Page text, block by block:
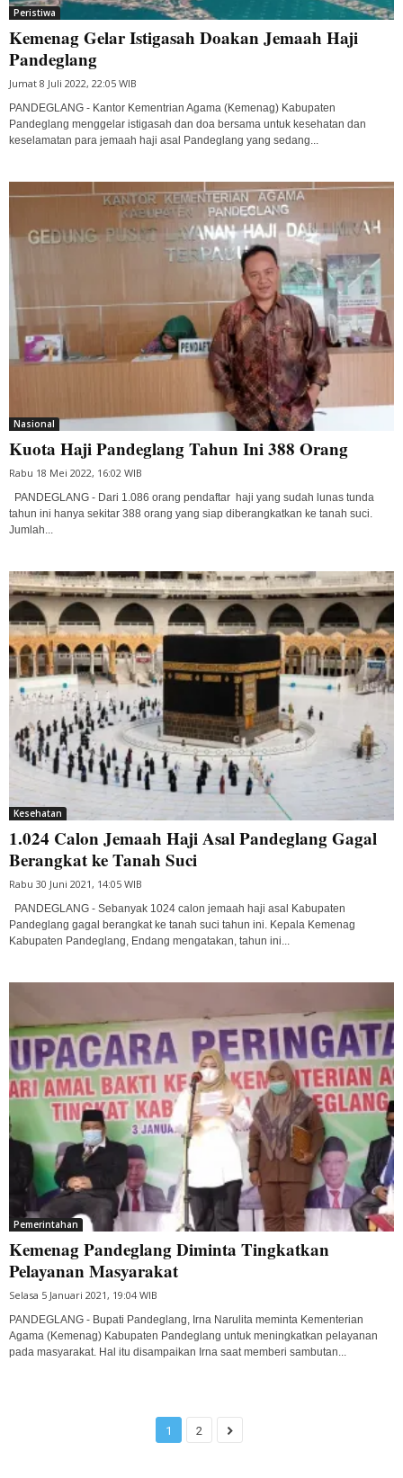
Peristiwa
Kemenag Gelar Istigasah Doakan Jemaah Haji
Pandeglang
Jumat 8 Juli 2022, 22:05 WIB
PANDEGLANG - Kantor Kementrian Agama (Kemenag) Kabupaten
Pandeglang menggelar istigasah dan doa bersama untuk kesehatan dan
keselamatan para jemaah haji asal Pandeglang yang sedang...
Nasional
Kuota Haji Pandeglang Tahun Ini 388 Orang
Rabu 18 Mei 2022, 16:02 WIB
PANDEGLANG - Dari 1.086 orang pendaftar haji yang sudah lunas tunda
tahun ini hanya sekitar 388 orang yang siap diberangkatkan ke tanah suci.
Jumlah...
Kesehatan
1.024 Calon Jemaah Haji Asal Pandeglang Gagal
Berangkat ke Tanah Suci
Rabu 30 Juni 2021, 14:05 WIB
PANDEGLANG - Sebanyak 1024 calon jemaah haji asal Kabupaten
Pandeglang gagal berangkat ke tanah suci tahun ini. Kepala Kemenag
Kabupaten Pandeglang, Endang mengatakan, tahun ini...
Pemerintahan
Kemenag Pandeglang Diminta Tingkatkan
Pelayanan Masyarakat
Selasa 5 Januari 2021, 19:04 WIB
PANDEGLANG - Bupati Pandeglang, Irna Narulita meminta Kementerian
Agama (Kemenag) Kabupaten Pandeglang untuk meningkatkan pelayanan
pada masyarakat. Hal itu disampaikan Irna saat memberi sambutan...
1 2